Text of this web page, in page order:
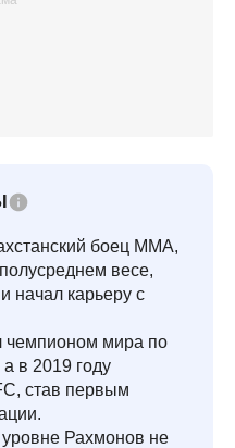
боец MMA,
весе,
начал карьеру с
чемпионом мира по
в 2019 году
став первым
Рахмонов не